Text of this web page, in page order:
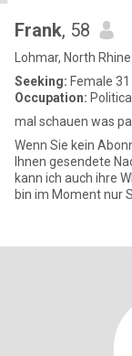
Frank, 58
Lohmar, North
Seeking: Female
Occupation:
mal schauen was
Wenn Sie kein
Ihnen gesendete
kann ich auch ihre